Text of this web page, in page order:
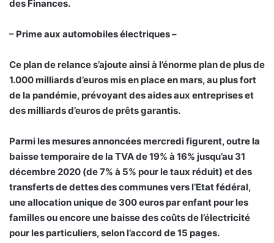
des Finances.
– Prime aux automobiles électriques –
Ce plan de relance s’ajoute ainsi à l’énorme plan de plus de
1.000 milliards d’euros mis en place en mars, au plus fort
de la pandémie, prévoyant des aides aux entreprises et
des milliards d’euros de prêts garantis.
Parmi les mesures annoncées mercredi figurent, outre la
baisse temporaire de la TVA de 19% à 16% jusqu’au 31
décembre 2020 (de 7% à 5% pour le taux réduit) et des
transferts de dettes des communes vers l’Etat fédéral,
une allocation unique de 300 euros par enfant pour les
familles ou encore une baisse des coûts de l’électricité
pour les particuliers, selon l’accord de 15 pages.